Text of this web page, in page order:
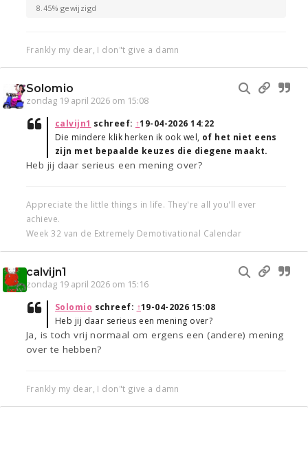
8.45% gewijzigd
Frankly my dear, I don"t give a damn
Solomio
zondag 19 april 2026 om 15:08
calvijn1 schreef: ↑19-04-2026 14:22
Die mindere klik herken ik ook wel, of het niet eens
zijn met bepaalde keuzes die diegene maakt.
Heb jij daar serieus een mening over?
Appreciate the little things in life. They're all you'll ever
achieve.
Week 32 van de Extremely Demotivational Calendar
calvijn1
zondag 19 april 2026 om 15:16
Solomio schreef: ↑19-04-2026 15:08
Heb jij daar serieus een mening over?
Ja, is toch vrij normaal om ergens een (andere) mening
over te hebben?
Frankly my dear, I don"t give a damn